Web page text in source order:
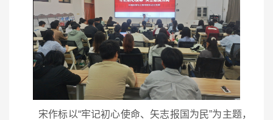
宋作标以“牢记初心使命、矢志报国为民”为主题，